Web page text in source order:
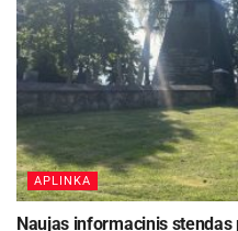
APLINKA
Naujas informacinis